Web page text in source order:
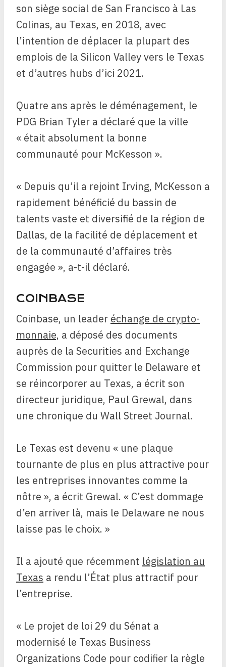
son siège social de San Francisco à Las
Colinas, au Texas, en 2018, avec
l’intention de déplacer la plupart des
emplois de la Silicon Valley vers le Texas
et d’autres hubs d’ici 2021.
Quatre ans après le déménagement, le
PDG Brian Tyler a déclaré que la ville
« était absolument la bonne
communauté pour McKesson ».
« Depuis qu’il a rejoint Irving, McKesson a
rapidement bénéficié du bassin de
talents vaste et diversifié de la région de
Dallas, de la facilité de déplacement et
de la communauté d’affaires très
engagée », a-t-il déclaré.
COINBASE
Coinbase, un leader échange de crypto-
monnaie, a déposé des documents
auprès de la Securities and Exchange
Commission pour quitter le Delaware et
se réincorporer au Texas, a écrit son
directeur juridique, Paul Grewal, dans
une chronique du Wall Street Journal.
Le Texas est devenu « une plaque
tournante de plus en plus attractive pour
les entreprises innovantes comme la
nôtre », a écrit Grewal. « C’est dommage
d’en arriver là, mais le Delaware ne nous
laisse pas le choix. »
Il a ajouté que récemment législation au
Texas a rendu l’État plus attractif pour
l’entreprise.
« Le projet de loi 29 du Sénat a
modernisé le Texas Business
Organizations Code pour codifier la règle